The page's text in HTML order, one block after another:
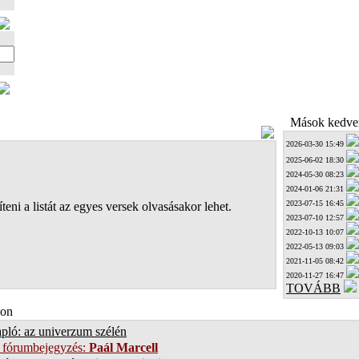
a listát az egyes versek olvasásakor lehet.
Mások
2026-03-30 15:49
2025-06-02 18:30
2024-05-30 08:23
2024-01-06 21:31
2023-07-15 16:45
2023-07-10 12:57
2022-10-13 10:07
2022-05-13 09:03
2021-11-05 08:42
2020-11-27 16:47
TOVÁBB
az univerzum szélén
Paál Marcell